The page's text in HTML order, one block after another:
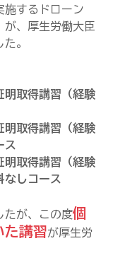
施するドローン
が、厚生労働大臣
。
明取得講習（経験
明取得講習（経験
ス
明取得講習（経験
なしコース
たが、この度個
た講習が厚生労